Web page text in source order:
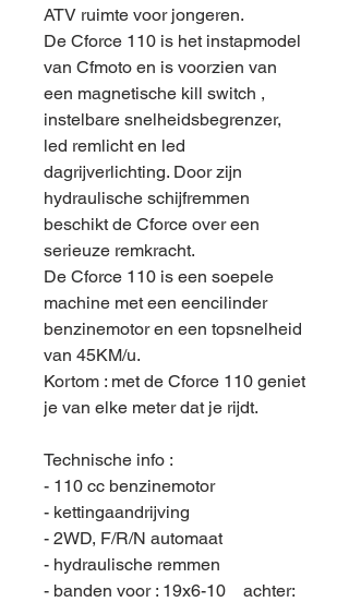
ATV ruimte voor jongeren.
De Cforce 110 is het instapmodel
van Cfmoto en is voorzien van
een magnetische kill switch ,
instelbare snelheidsbegrenzer,
led remlicht en led
dagrijverlichting. Door zijn
hydraulische schijfremmen
beschikt de Cforce over een
serieuze remkracht.
De Cforce 110 is een soepele
machine met een eencilinder
benzinemotor en een topsnelheid
van 45KM/u.
Kortom : met de Cforce 110 geniet
je van elke meter dat je rijdt.
Technische info :
- 110 cc benzinemotor
- kettingaandrijving
- 2WD, F/R/N automaat
- hydraulische remmen
- banden voor : 19x6-10 achter: